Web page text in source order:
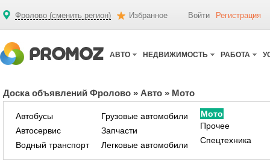
Фролово (сменить регион) Избранное Войти Регистрация
АВТО НЕДВИЖИМОСТЬ РАБОТА
Доска объявлений Фролово » Авто » Мото
Автобусы
Автосервис
Водный транспорт
Грузовые автомобили
Запчасти
Легковые автомобили
Мото
Прочее
Спецтехника